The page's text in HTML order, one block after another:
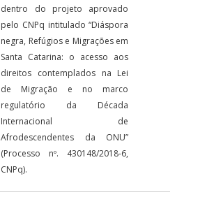
dentro do projeto aprovado
pelo CNPq intitulado “Diáspora
negra, Refúgios e Migrações em
Santa Catarina: o acesso aos
direitos contemplados na Lei
de Migração e no marco
regulatório da Década
Internacional de
Afrodescendentes da ONU”
(Processo nº. 430148/2018-6,
CNPq).